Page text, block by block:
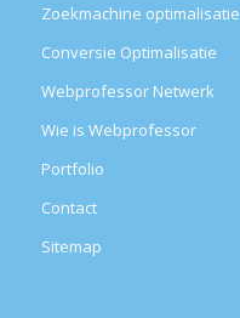
Zoekmachine optimalisatie
Conversie Optimalisatie
Webprofessor Netwerk
Wie is Webprofessor
Portfolio
Contact
Sitemap